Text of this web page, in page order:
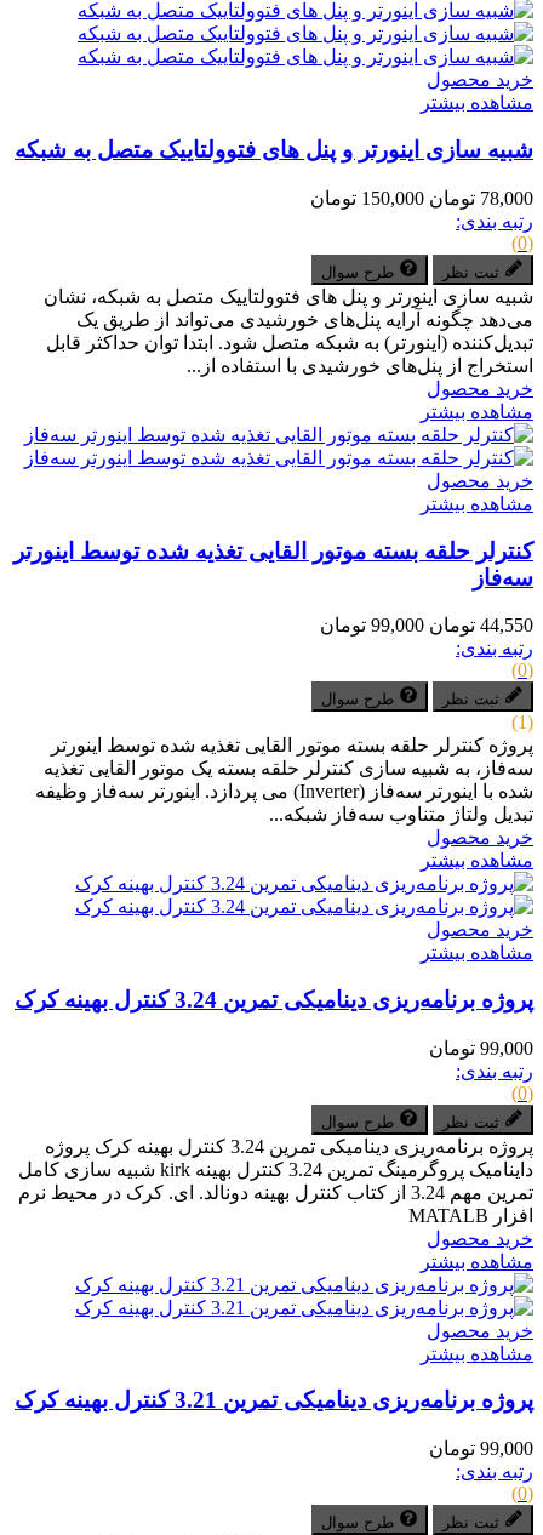
خرید محصول
مشاهده بیشتر
شبیه سازی اینورتر و پنل های فتوولتاییک متصل به شبکه
78,000 تومان
150,000 تومان
رتبه بندی:
(0)
ثبت نظر طرح سوال
شبیه سازی اینورتر و پنل های فتوولتاییک متصل به شبکه، نشان
می‌دهد چگونه آرایه پنل‌های خورشیدی می‌تواند از طریق یک
تبدیل‌کننده (اینورتر) به شبکه متصل شود. ابتدا توان حداکثر قابل
استخراج از پنل‌های خورشیدی با استفاده از...
خرید محصول
مشاهده بیشتر
خرید محصول
مشاهده بیشتر
کنترلر حلقه بسته موتور القایی تغذیه شده توسط اینورتر
سه‌فاز
44,550 تومان
99,000 تومان
رتبه بندی:
(0)
ثبت نظر طرح سوال
(1)
پروژه کنترلر حلقه بسته موتور القایی تغذیه شده توسط اینورتر
سه‌فاز، به شبیه سازی کنترلر حلقه بسته یک موتور القایی تغذیه
شده با اینورتر سه‌فاز (Inverter) می پردازد. اینورتر سه‌فاز وظیفه
تبدیل ولتاژ متناوب سه‌فاز شبکه...
خرید محصول
مشاهده بیشتر
خرید محصول
مشاهده بیشتر
پروژه برنامه‌ریزی دینامیکی تمرین 3.24 کنترل بهینه کرک
99,000 تومان
رتبه بندی:
(0)
ثبت نظر طرح سوال
پروژه برنامه‌ریزی دینامیکی تمرین 3.24 کنترل بهینه کرک پروژه
داینامیک پروگرمینگ تمرین 3.24 کنترل بهینه kirk شبیه سازی کامل
تمرین مهم 3.24 از کتاب کنترل بهینه دونالد. ای. کرک در محیط نرم
افزار MATALB
خرید محصول
مشاهده بیشتر
خرید محصول
مشاهده بیشتر
پروژه برنامه‌ریزی دینامیکی تمرین 3.21 کنترل بهینه کرک
99,000 تومان
رتبه بندی:
(0)
ثبت نظر طرح سوال